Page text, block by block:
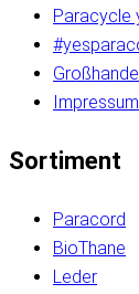
Paracycle
Impressum
Sortiment
Paracord
BioThane
Leder